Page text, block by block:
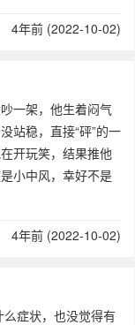
4年前 (2022-10-02)
一架，他生着闷气
站稳，直接“砰”的一
开玩笑，结果推他
小中风，幸好不是
4年前 (2022-10-02)
症状，也没觉得有